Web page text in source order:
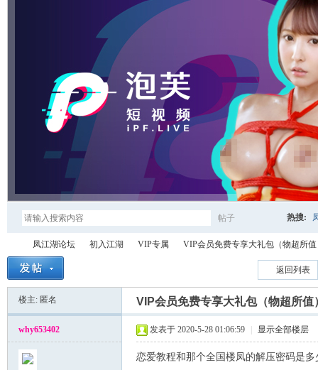
帖子
搜
索
热搜:
»
凤江湖论坛 初入江湖 VIP专属
›
VIP会员免费专享大礼包（物超所
返回列表
楼主: 匿名 VIP会员免费专享大礼包（物超所值
why653402 发表于 2020-5-28 01:06:59 显示全部楼层
恋爱教程和那个全国楼凤的解压密码是多